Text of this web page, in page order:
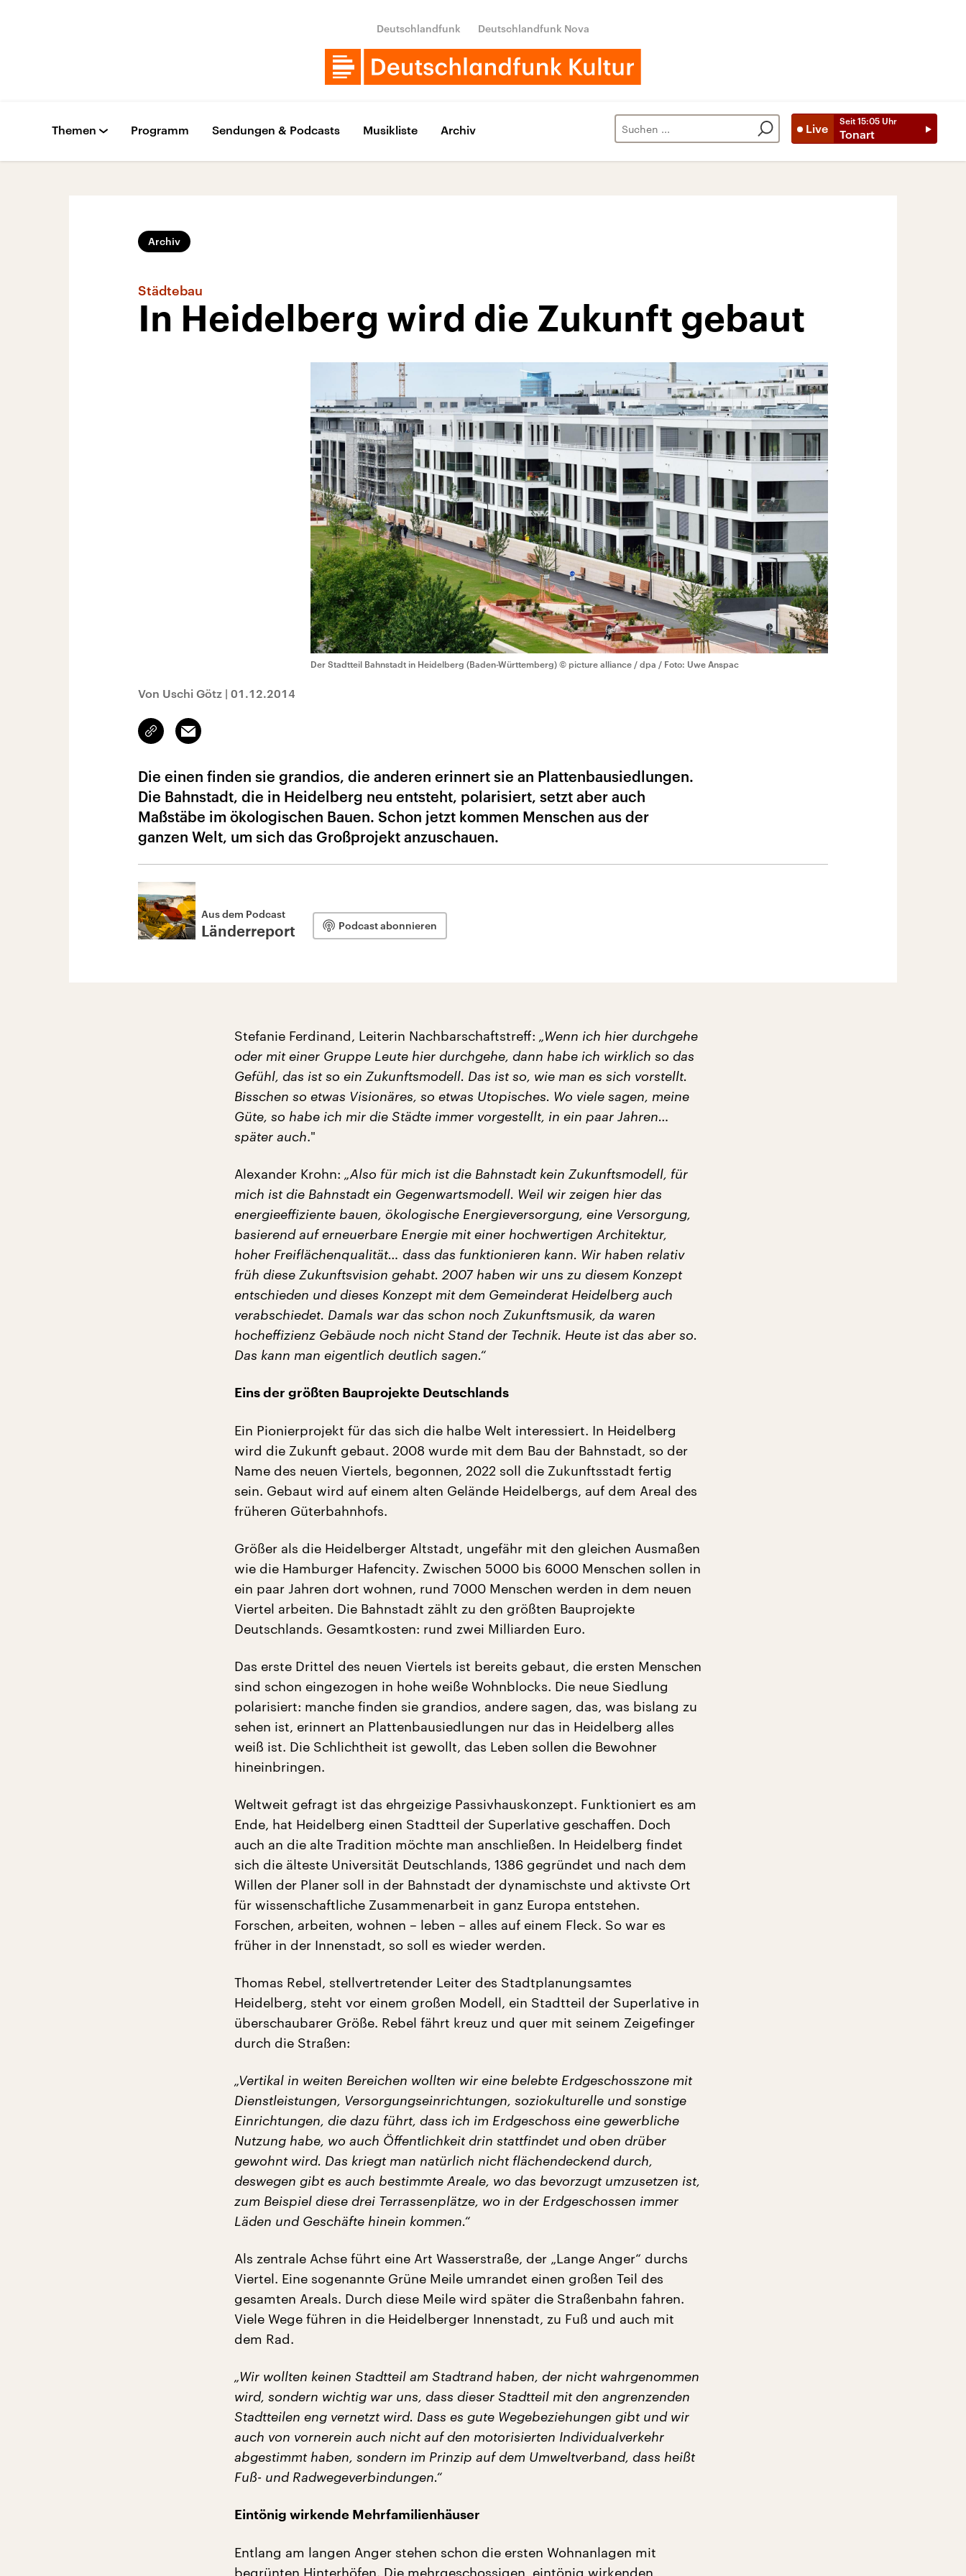
Deutschlandfunk Deutschlandfunk Nova
Live
Seit 15:05 Uhr
Tonart
Themen Programm Sendungen & Podcasts Musikliste Archiv
Archiv
Städtebau
In Heidelberg wird die Zukunft gebaut
Der Stadtteil Bahnstadt in Heidelberg (Baden-Württemberg) © picture alliance / dpa / Foto: Uwe Anspac
Von Uschi Götz | 01.12.2014
Link
kopieren/teilen
Email
Die einen finden sie grandios, die anderen erinnert sie an Plattenbausiedlungen.
Die Bahnstadt, die in Heidelberg neu entsteht, polarisiert, setzt aber auch
Maßstäbe im ökologischen Bauen. Schon jetzt kommen Menschen aus der
ganzen Welt, um sich das Großprojekt anzuschauen.
Aus dem Podcast
Länderreport Podcast abonnieren
Stefanie Ferdinand, Leiterin Nachbarschaftstreff: „Wenn ich hier durchgehe
oder mit einer Gruppe Leute hier durchgehe, dann habe ich wirklich so das
Gefühl, das ist so ein Zukunftsmodell. Das ist so, wie man es sich vorstellt.
Bisschen so etwas Visionäres, so etwas Utopisches. Wo viele sagen, meine
Güte, so habe ich mir die Städte immer vorgestellt, in ein paar Jahren…
später auch."
Alexander Krohn: „Also für mich ist die Bahnstadt kein Zukunftsmodell, für
mich ist die Bahnstadt ein Gegenwartsmodell. Weil wir zeigen hier das
energieeffiziente bauen, ökologische Energieversorgung, eine Versorgung,
basierend auf erneuerbare Energie mit einer hochwertigen Architektur,
hoher Freiflächenqualität… dass das funktionieren kann. Wir haben relativ
früh diese Zukunftsvision gehabt. 2007 haben wir uns zu diesem Konzept
entschieden und dieses Konzept mit dem Gemeinderat Heidelberg auch
verabschiedet. Damals war das schon noch Zukunftsmusik, da waren
hocheffizienz Gebäude noch nicht Stand der Technik. Heute ist das aber so.
Das kann man eigentlich deutlich sagen.“
Eins der größten Bauprojekte Deutschlands
Ein Pionierprojekt für das sich die halbe Welt interessiert. In Heidelberg
wird die Zukunft gebaut. 2008 wurde mit dem Bau der Bahnstadt, so der
Name des neuen Viertels, begonnen, 2022 soll die Zukunftsstadt fertig
sein. Gebaut wird auf einem alten Gelände Heidelbergs, auf dem Areal des
früheren Güterbahnhofs.
Größer als die Heidelberger Altstadt, ungefähr mit den gleichen Ausmaßen
wie die Hamburger Hafencity. Zwischen 5000 bis 6000 Menschen sollen in
ein paar Jahren dort wohnen, rund 7000 Menschen werden in dem neuen
Viertel arbeiten. Die Bahnstadt zählt zu den größten Bauprojekte
Deutschlands. Gesamtkosten: rund zwei Milliarden Euro.
Das erste Drittel des neuen Viertels ist bereits gebaut, die ersten Menschen
sind schon eingezogen in hohe weiße Wohnblocks. Die neue Siedlung
polarisiert: manche finden sie grandios, andere sagen, das, was bislang zu
sehen ist, erinnert an Plattenbausiedlungen nur das in Heidelberg alles
weiß ist. Die Schlichtheit ist gewollt, das Leben sollen die Bewohner
hineinbringen.
Weltweit gefragt ist das ehrgeizige Passivhauskonzept. Funktioniert es am
Ende, hat Heidelberg einen Stadtteil der Superlative geschaffen. Doch
auch an die alte Tradition möchte man anschließen. In Heidelberg findet
sich die älteste Universität Deutschlands, 1386 gegründet und nach dem
Willen der Planer soll in der Bahnstadt der dynamischste und aktivste Ort
für wissenschaftliche Zusammenarbeit in ganz Europa entstehen.
Forschen, arbeiten, wohnen – leben – alles auf einem Fleck. So war es
früher in der Innenstadt, so soll es wieder werden.
Thomas Rebel, stellvertretender Leiter des Stadtplanungsamtes
Heidelberg, steht vor einem großen Modell, ein Stadtteil der Superlative in
überschaubarer Größe. Rebel fährt kreuz und quer mit seinem Zeigefinger
durch die Straßen:
„Vertikal in weiten Bereichen wollten wir eine belebte Erdgeschosszone mit
Dienstleistungen, Versorgungseinrichtungen, soziokulturelle und sonstige
Einrichtungen, die dazu führt, dass ich im Erdgeschoss eine gewerbliche
Nutzung habe, wo auch Öffentlichkeit drin stattfindet und oben drüber
gewohnt wird. Das kriegt man natürlich nicht flächendeckend durch,
deswegen gibt es auch bestimmte Areale, wo das bevorzugt umzusetzen ist,
zum Beispiel diese drei Terrassenplätze, wo in der Erdgeschossen immer
Läden und Geschäfte hinein kommen.“
Als zentrale Achse führt eine Art Wasserstraße, der „Lange Anger“ durchs
Viertel. Eine sogenannte Grüne Meile umrandet einen großen Teil des
gesamten Areals. Durch diese Meile wird später die Straßenbahn fahren.
Viele Wege führen in die Heidelberger Innenstadt, zu Fuß und auch mit
dem Rad.
„Wir wollten keinen Stadtteil am Stadtrand haben, der nicht wahrgenommen
wird, sondern wichtig war uns, dass dieser Stadtteil mit den angrenzenden
Stadtteilen eng vernetzt wird. Dass es gute Wegebeziehungen gibt und wir
auch von vornerein auch nicht auf den motorisierten Individualverkehr
abgestimmt haben, sondern im Prinzip auf dem Umweltverband, dass heißt
Fuß- und Radwegeverbindungen.“
Eintönig wirkende Mehrfamilienhäuser
Entlang am langen Anger stehen schon die ersten Wohnanlagen mit
begrünten Hinterhöfen. Die mehrgeschossigen, eintönig wirkenden